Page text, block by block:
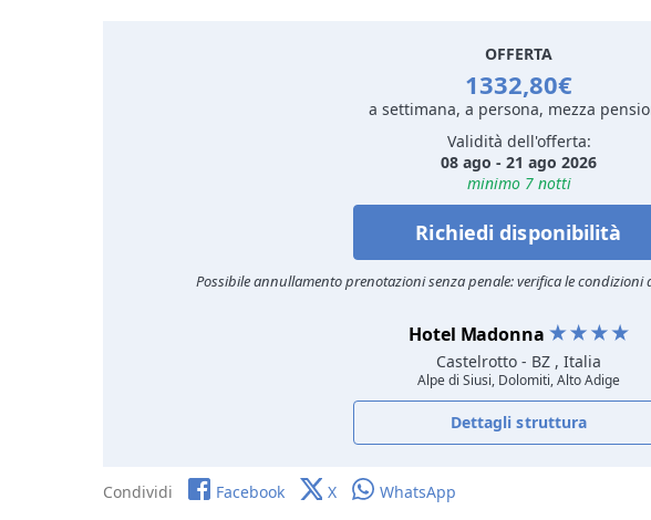
OFFERTA
1332,80€
a settimana, a persona, mezza
Validità dell'offerta:
08 ago - 21 ago 2026
minimo 7 notti
Richiedi disponibilità
Possibile annullamento prenotazioni senza penale: verifica le
Hotel Madonna
Castelrotto - BZ , Italia
Alpe di Siusi, Dolomiti, Alto Adige
Dettagli struttura
Condividi Facebook X WhatsApp